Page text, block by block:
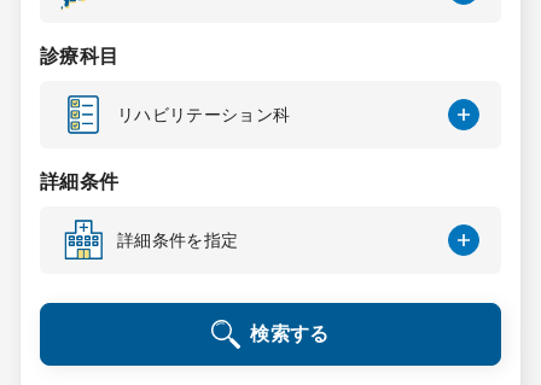
スポット検索
DtoDの転職・
コンサルタント
成功事例
転職ノウハウ
診療科目
リハビリテーション科
詳細条件
詳細条件を指定
検索する